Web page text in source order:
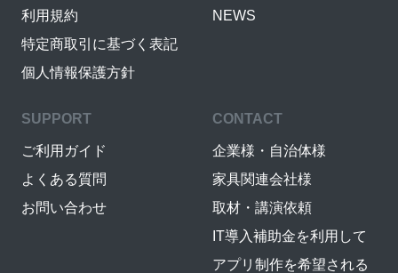
利用規約
特定商取引に基づく表記
個人情報保護方針
NEWS
SUPPORT
ご利用ガイド
よくある質問
お問い合わせ
CONTACT
企業様・自治体様
家具関連会社様
取材・講演依頼
IT導入補助金を利用して
アプリ制作を希望される